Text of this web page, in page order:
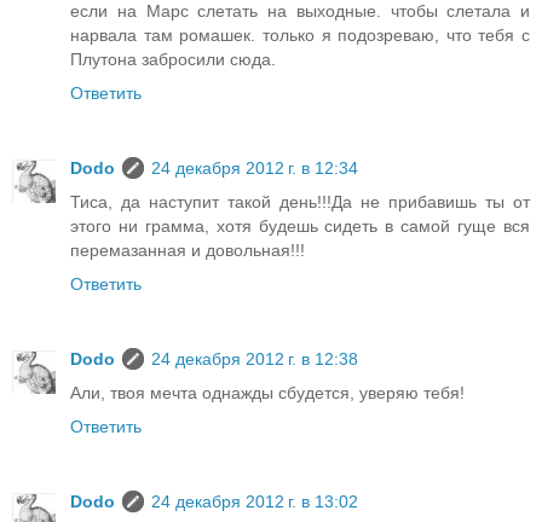
если на Марс слетать на выходные. чтобы слетала и
нарвала там ромашек. только я подозреваю, что тебя с
Плутона забросили сюда.
Ответить
Dodo
24 декабря 2012 г. в 12:34
Тиса, да наступит такой день!!!Да не прибавишь ты от
этого ни грамма, хотя будешь сидеть в самой гуще вся
перемазанная и довольная!!!
Ответить
Dodo
24 декабря 2012 г. в 12:38
Али, твоя мечта однажды сбудется, уверяю тебя!
Ответить
Dodo
24 декабря 2012 г. в 13:02